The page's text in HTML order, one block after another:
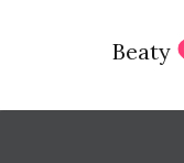
Beaty